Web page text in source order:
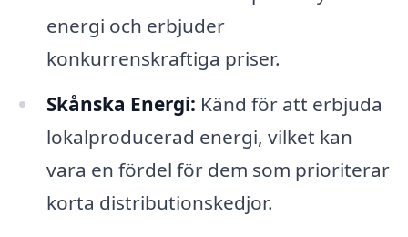
energi och erbjuder
konkurrenskraftiga priser.
Skånska Energi: Känd för att erbjuda
lokalproducerad energi, vilket kan
vara en fördel för dem som prioriterar
korta distributionskedjor.